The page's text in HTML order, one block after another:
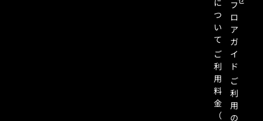
に
つ
い
て
ご
利
用
料
金
（
フ
ロ
ア
ガ
イ
ド
ご
利
用
の